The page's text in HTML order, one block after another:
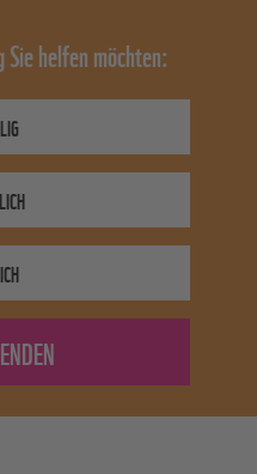
helfen möchten: